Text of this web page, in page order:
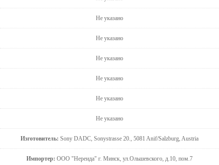
Не указано
Не указано
Не указано
Не указано
Не указано
Не указано
Изготовитель: Sony DADC, Sonystrasse 20., 5081 Anif/Salzburg, Austria
Импортер: ООО "Нереида" г. Минск, ул.Ольшевского, д.10, пом.7